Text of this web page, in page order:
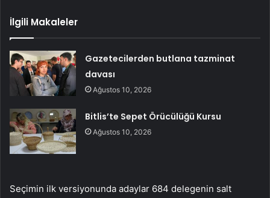
İlgili Makaleler
Gazetecilerden butlana tazminat
davası
Ağustos 10, 2026
Bitlis’te Sepet Örücülüğü Kursu
Ağustos 10, 2026
Seçimin ilk versiyonunda adaylar 684 delegenin salt